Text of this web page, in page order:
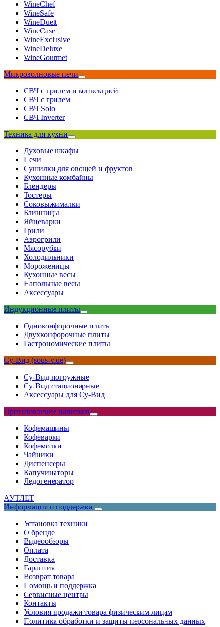
WineChef
WineSafe
WineDuett
WineCase
WineExclusive
WineDeluxe
WineGourmet
Микроволновые печи
СВЧ с грилем и конвекцией
СВЧ с грилем
СВЧ Solo
СВЧ Inverter
Техника для кухни
Духовые шкафы
Печи
Сушилки для овощей и фруктов
Кухонные комбайны
Блендеры
Тостеры
Соковыжималки
Блинницы
Яйцеварки
Грили
Аэрогрили
Мясорубки
Холодильники
Мороженицы
Кухонные весы
Напольные весы
Аксессуары
Индукционные плиты
Одноконфорочные плиты
Двухконфорочные плиты
Гастрономические плиты
Су-Вид (sous-vide)
Су-Вид погружные
Су-Вид стационарные
Аксессуары для Су-Вид
Приготовление напитков
Кофемашины
Кофеварки
Кофемолки
Чайники
Диспенсеры
Капучинаторы
Ледогенератор
АУТЛЕТ
Информация и поддержка
Установка техники
О бренде
Видеообзоры
Оплата
Доставка
Гарантия
Возврат товара
Помощь и поддержка
Сервисные центры
Контакты
Условия продажи товара физическим лицам
Политика обработки и защиты персональных данных